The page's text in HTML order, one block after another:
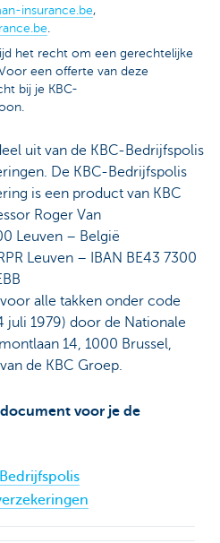
insurance.be,
.
het recht om een gerechtelijke
een offerte van deze
bij je KBC-
uit van de KBC-Bedrijfspolis
De KBC-Bedrijfspolis
is een product van KBC
Roger Van
Leuven – België
Leuven – IBAN BE43 7300
alle takken onder code
juli 1979) door de Nationale
14, 1000 Brussel,
de KBC Groep.
voor je de